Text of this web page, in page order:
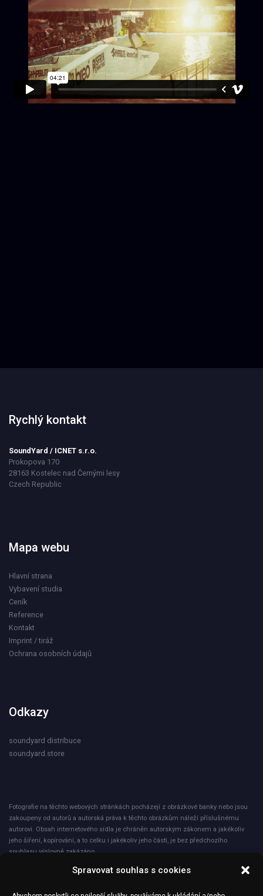
Spravovat souhlas s cookies
Rychlý kontakt
SoundYard / ICNET s.r.o.
Prokopova 170
28163 Kostelec nad Černými lesy
Czech Republic
Mapa webu
Hlavní strana
Vybavení studia
Ceník
Reference
Kontakt
Imprint / tiráž
Ochrana osobních údajů
Odkazy
soundyard distribuce
soundyard.store
Fotografie na těchto webových stránkách pocházejí z obrázkové banky nebo jsou
zakoupeny od autorů a autorská práva k těchto obrázkům náleží příslušnému
autorovi. Obsah internetového sídla je chráněn autorským zákonem a jakékoliv
jeho šíření, kopírování, a to celku i jakékoliv jeho části, je bez předchozího
souhlasu výslovně zakázáno.
Společnost ICNET s.r.o. při nakládání s osobními údaji plně dodržuje zásady